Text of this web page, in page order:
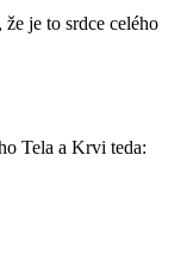
je to srdce celého
Tela a Krvi teda: